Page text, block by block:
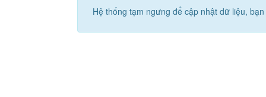
Hệ thống tạm ngưng để cập nhật dữ liệu,